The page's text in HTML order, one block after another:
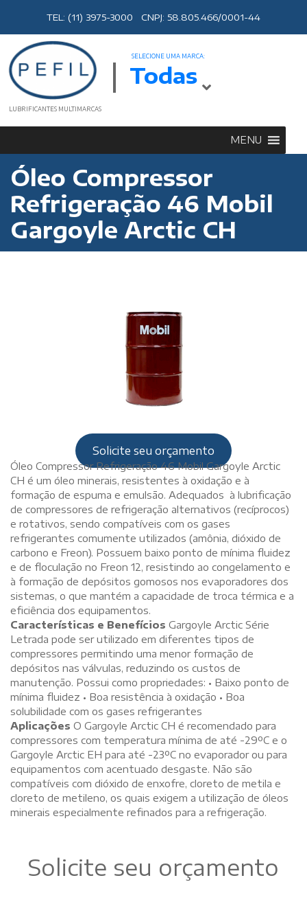
TEL: (11) 3975-3000 CNPJ: 58.805.466/0001-44
LUBRIFICANTES MULTIMARCAS
SELECIONE UMA MARCA:
Todas
MENU
Óleo Compressor
Refrigeração 46 Mobil
Gargoyle Arctic CH
Solicite seu orçamento
Óleo Compressor Refrigeração 46 Mobil Gargoyle Arctic
CH é um óleo minerais, resistentes à oxidação e à
formação de espuma e emulsão. Adequados à lubrificação
de compressores de refrigeração alternativos (recíprocos)
e rotativos, sendo compatíveis com os gases
refrigerantes comumente utilizados (amônia, dióxido de
carbono e Freon). Possuem baixo ponto de mínima fluidez
e de floculação no Freon 12, resistindo ao congelamento e
à formação de depósitos gomosos nos evaporadores dos
sistemas, o que mantém a capacidade de troca térmica e a
eficiência dos equipamentos.
Características e Benefícios Gargoyle Arctic Série
Letrada pode ser utilizado em diferentes tipos de
compressores permitindo uma menor formação de
depósitos nas válvulas, reduzindo os custos de
manutenção. Possui como propriedades: • Baixo ponto de
mínima fluidez • Boa resistência à oxidação • Boa
solubilidade com os gases refrigerantes
Aplicações O Gargoyle Arctic CH é recomendado para
compressores com temperatura mínima de até -29ºC e o
Gargoyle Arctic EH para até -23ºC no evaporador ou para
equipamentos com acentuado desgaste. Não são
compatíveis com dióxido de enxofre, cloreto de metila e
cloreto de metileno, os quais exigem a utilização de óleos
minerais especialmente refinados para a refrigeração.
Solicite seu orçamento